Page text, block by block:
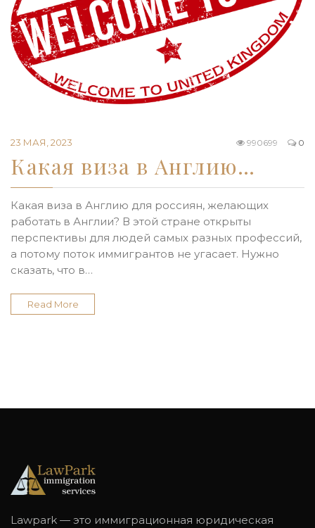
23 МАЯ, 2023 0
990699
Какая виза в Англию…
Какая виза в Англию для россиян, желающих
работать в Англии? В этой стране открыты
перспективы для людей самых разных профессий,
а потому поток иммигрантов не угасает. Нужно
сказать, что в…
Read More
Lawpark — это иммиграционная юридическая